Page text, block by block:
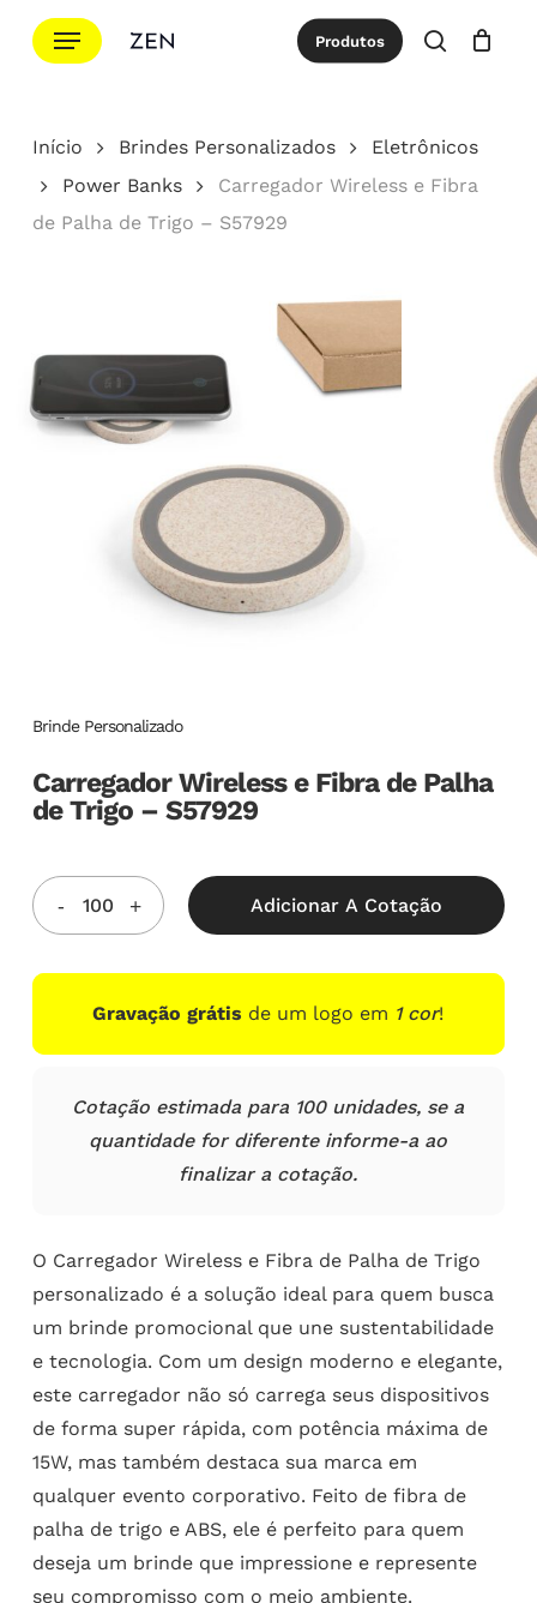
para
principal
Menu Produtos
procurar
Cotação Close
Início Brindes Personalizados
Eletrônicos
Power Banks
Carregador Wireless e Fibra
de Palha de Trigo – S57929
Brinde Personalizado
Carregador Wireless e Fibra de Palha
de Trigo – S57929
Adicionar A Cotação
Gravação grátis de um logo em 1 cor!
Cotação estimada para 100 unidades, se a
quantidade for diferente informe-a ao
finalizar a cotação.
O Carregador Wireless e Fibra de Palha de Trigo
personalizado é a solução ideal para quem busca
um brinde promocional que une sustentabilidade
e tecnologia. Com um design moderno e elegante,
este carregador não só carrega seus dispositivos
de forma super rápida, com potência máxima de
15W, mas também destaca sua marca em
qualquer evento corporativo. Feito de fibra de
palha de trigo e ABS, ele é perfeito para quem
deseja um brinde que impressione e represente
seu compromisso com o meio ambiente.